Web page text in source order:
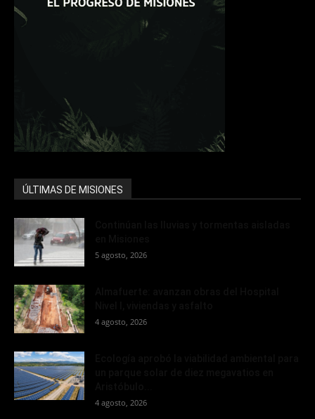
ÚLTIMAS DE MISIONES
5 agosto, 2026
4 agosto, 2026
4 agosto, 2026